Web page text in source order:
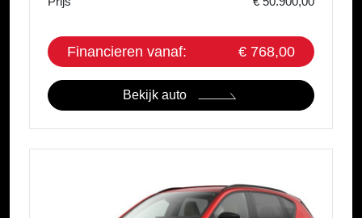
Financieren vanaf: € 768,00
Bekijk auto